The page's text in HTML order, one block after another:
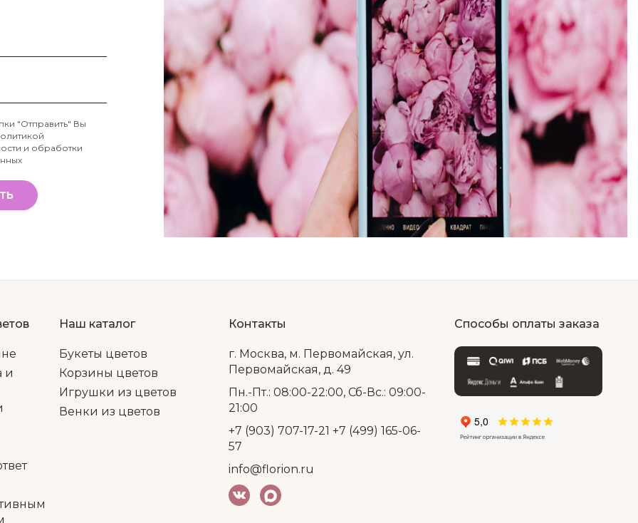
"Отправить" Вы
и обработки
и
Наш каталог
Букеты цветов
Корзины цветов
Игрушки из цветов
Венки из цветов
Контакты
г. Москва, м. Первомайская, ул.
Первомайская, д. 49
Пн.-Пт.: 08:00-22:00, Сб-Вс.: 09:00-
21:00
+7 (903) 707-17-21 +7 (499) 165-06-
57
info@florion.ru
Способы оплаты заказа